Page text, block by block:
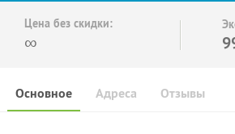
Цена без скидки:
∞
Основное Отзывы
Адреса